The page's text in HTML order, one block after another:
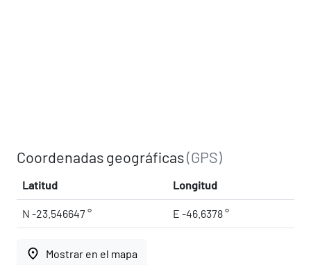
Coordenadas geográficas(GPS)
Latitud Longitud
N -23.546647 ° E -46.6378 °
place Mostrar en el mapa